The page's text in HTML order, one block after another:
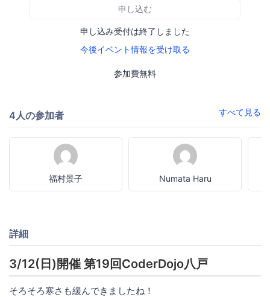
申し込む
申し込み受付は終了しました
今後イベント情報を受け取る
参加費無料
4人の参加者 すべて見る
福村景子 Numata Haru
詳細
3/12(日)開催 第19回CoderDojo八戸
そろそろ寒さも緩んできましたね！